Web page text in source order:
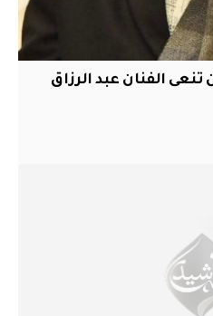
تنعى الفنان عبد الرزاق